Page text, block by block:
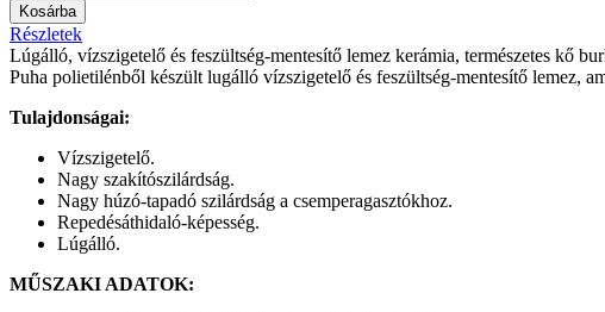
Kosárba
Részletek
Lúgálló, vízszigetelő és feszültség-mentesítő lemez kerámia, természetes kő
Puha polietilénből készült lugálló vízszigetelő és feszültség-mentesítő
Tulajdonságai:
Vízszigetelő.
Nagy szakítószilárdság.
Nagy húzó-tapadó szilárdság a csemperagasztókhoz.
Repedésáthidaló-képesség.
Lúgálló.
MŰSZAKI ADATOK: